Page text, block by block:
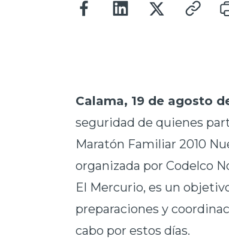
Calama, 19 de agosto
seguridad de quienes
Maratón Familiar 2010
organizada por Codelco
El Mercurio, es un
preparaciones y
cabo por estos días.